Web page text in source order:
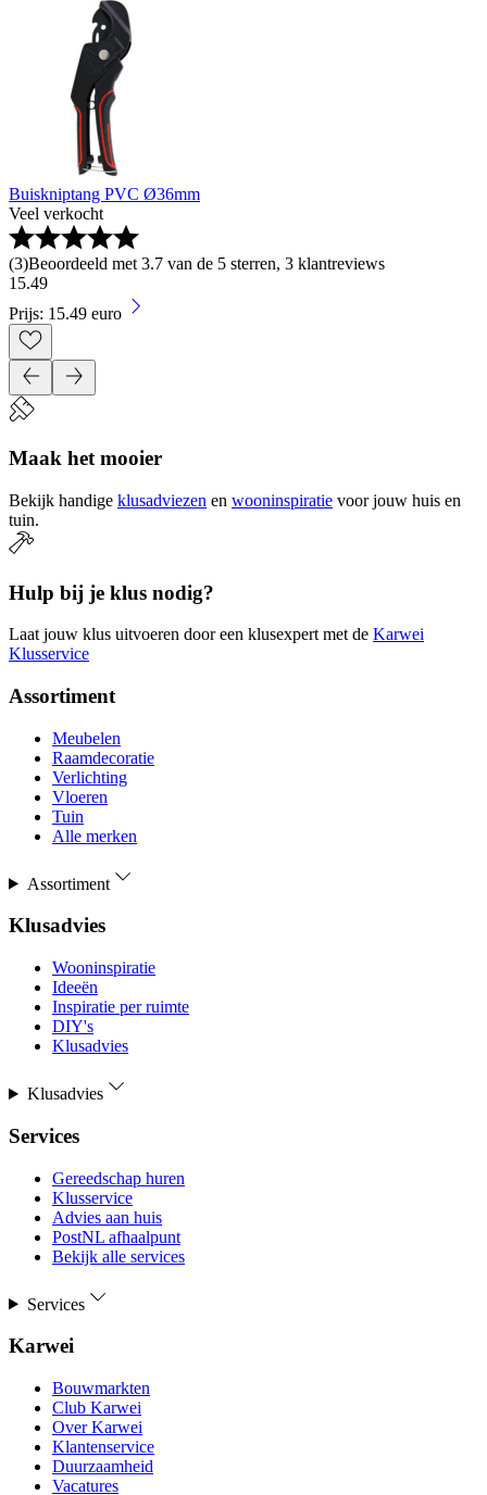
Buiskniptang PVC Ø36mm
Veel verkocht
(3)Beoordeeld met 3.7 van de 5 sterren, 3 klantreviews
15.49
Prijs: 15.49 euro
Maak het mooier
Bekijk handige klusadviezen en wooninspiratie voor jouw huis en
tuin.
Hulp bij je klus nodig?
Laat jouw klus uitvoeren door een klusexpert met de Karwei
Klusservice
Assortiment
Meubelen
Raamdecoratie
Verlichting
Vloeren
Tuin
Alle merken
Assortiment
Klusadvies
Wooninspiratie
Ideeën
Inspiratie per ruimte
DIY's
Klusadvies
Klusadvies
Services
Gereedschap huren
Klusservice
Advies aan huis
PostNL afhaalpunt
Bekijk alle services
Services
Karwei
Bouwmarkten
Club Karwei
Over Karwei
Klantenservice
Duurzaamheid
Vacatures